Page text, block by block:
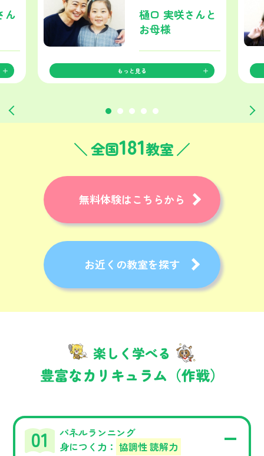
ん
樋口 実咲さんと
お母様
もっと見る
全国181教室
無料体験はこちらから
お近くの教室を探す
楽しく学べる
豊富なカリキュラム（作戦）
パネルランニング
身につく力： 協調性 読解力